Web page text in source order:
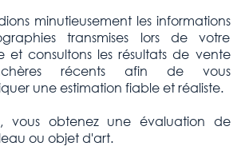
minutieusement les informations
transmises lors de votre
et consultons les résultats de vente
récents afin de vous
une estimation fiable et réaliste.
vous obtenez une évaluation de
ou objet d'art.